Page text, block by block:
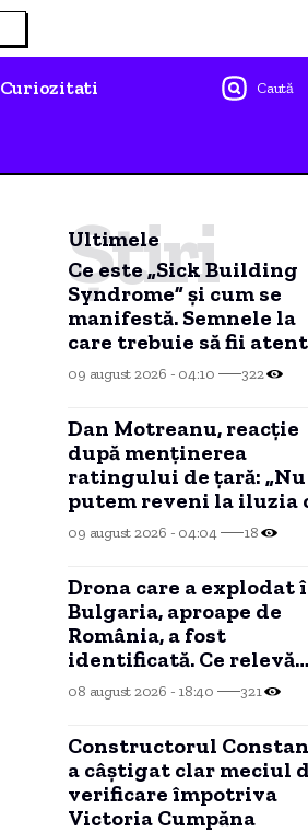
Curiozitati Caută
Ultimele
Știri
Ce este „Sick Building
Syndrome” și cum se
manifestă. Semnele la
care trebuie să fii
09 august 2026 - 04:10 322
Dan Motreanu, reacție
după menținerea
ratingului de țară: „Nu
putem reveni la iluzia
există bani nelimitați”
09 august 2026 - 04:04 18
Drona care a explodat
Bulgaria, aproape de
România, a fost
identificată. Ce relevă
analiza preliminară a
epavei
08 august 2026 - 18:40 321
Constructorul
a câștigat clar meciul
verificare împotriva
Victoria Cumpăna